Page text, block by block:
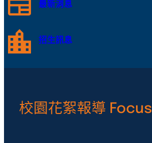
最新消息
招生訊息
校園花絮報導 Focus